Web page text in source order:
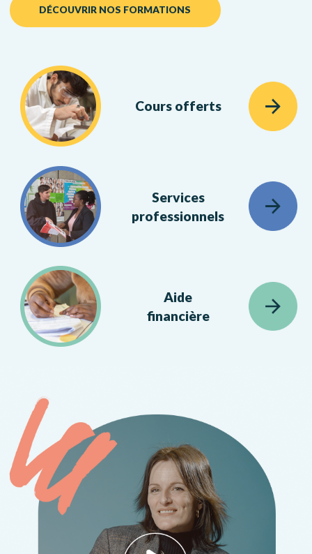
DÉCOUVRIR NOS FORMATIONS
Cours offerts
Services
professionnels
Aide
financière